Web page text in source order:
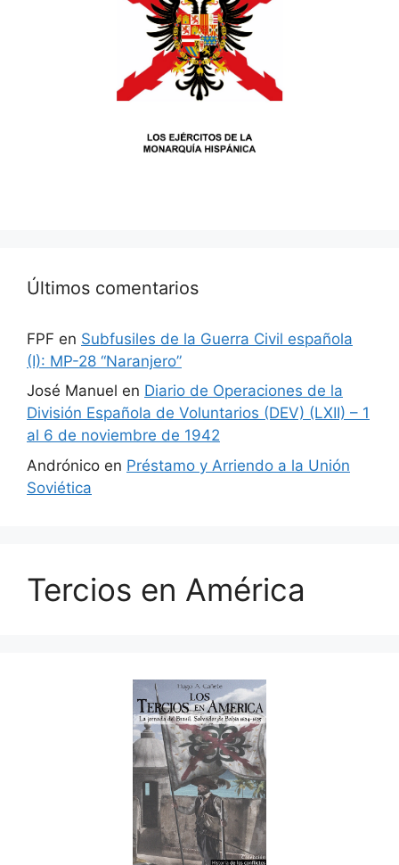
Últimos comentarios
FPF en Subfusiles de la Guerra Civil española
(I): MP-28 “Naranjero”
José Manuel en Diario de Operaciones de la
División Española de Voluntarios (DEV) (LXII) – 1
al 6 de noviembre de 1942
Andrónico en Préstamo y Arriendo a la Unión
Soviética
Tercios en América